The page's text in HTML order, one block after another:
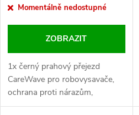
cena:Momentálně nedostupné
ZOBRAZIT
1x černý prahový přejezd
CareWave pro robovysavače,
ochrana proti nárazům,
efektivní čištění přechodů.